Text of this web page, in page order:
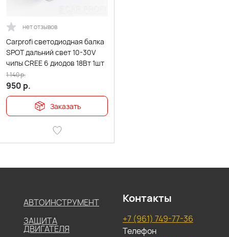
нет отзывов
Carprofi cветодиодная балка
SPOT дальний свет 10-30V
чипы CREE 6 диодов 18Вт 1шт
950 р.
1 140р.
Заказать
АВТОИНСТРУМЕНТ
ЗАЩИТА
ДВИГАТЕЛЯ
Контакты
+7 (961) 749-77-36
Телефон